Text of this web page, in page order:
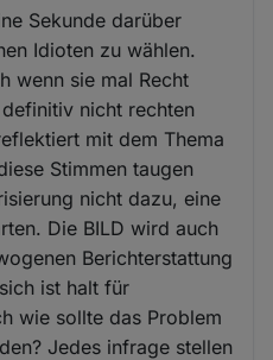
Sekunde darüber
Idioten zu wählen.
wenn sie mal Recht
nicht rechten
mit dem Thema
Stimmen taugen
nicht dazu, eine
Die BILD wird auch
Berichterstattung
ist halt für
wie sollte das Problem
Jedes infrage stellen